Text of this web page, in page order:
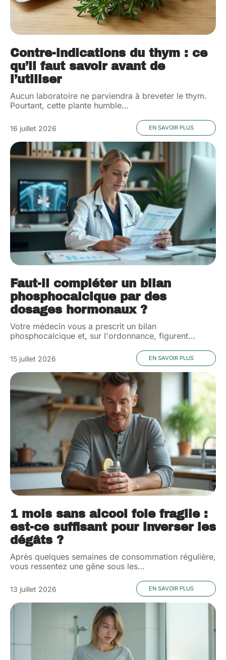
Contre-indications du thym : ce
qu’il faut savoir avant de
l’utiliser
Aucun laboratoire ne parviendra à breveter le thym.
Pourtant, cette plante humble…
16 juillet 2026 EN SAVOIR PLUS
Faut-il compléter un bilan
phosphocalcique par des
dosages hormonaux ?
Votre médecin vous a prescrit un bilan
phosphocalcique et, sur l'ordonnance, figurent…
15 juillet 2026 EN SAVOIR PLUS
1 mois sans alcool foie fragile :
est-ce suffisant pour inverser les
dégâts ?
Après quelques semaines de consommation régulière,
vous ressentez une gêne sous les…
13 juillet 2026 EN SAVOIR PLUS